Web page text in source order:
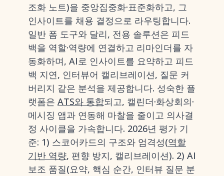
조화 노트)을 중앙집중화·표준화하고, 그
인사이트를 채용 결정으로 라우팅합니다.
일반 폼 도구와 달리, 전용 솔루션은 피드
백을 역할·역량에 연결하고 리마인더를 자
동화하며, AI로 인사이트를 요약하고 피드
백 지연, 인터뷰어 캘리브레이션, 질문 커
버리지 같은 분석을 제공합니다. 성숙한 플
랫폼은 ATS와 통합되고, 캘린더·화상회의·
메시징 앱과 연동해 마찰을 줄이고 의사결
정 사이클을 가속합니다. 2026년 평가 기
준: 1) 스코어카드의 구조와 엄격성(역할
기반 역량, 편향 방지, 캘리브레이션). 2) AI
보조 품질(요약, 핵심 순간, 인터뷰 질문 분